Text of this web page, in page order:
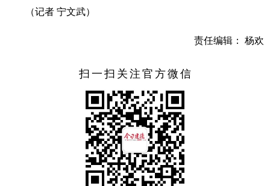
（记者 宁文武）
责任编辑： 杨欢
扫一扫关注官方微信